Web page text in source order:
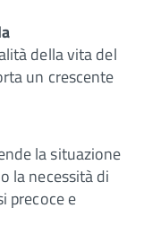
della vita del
un crescente
la situazione
la necessità di
precoce e